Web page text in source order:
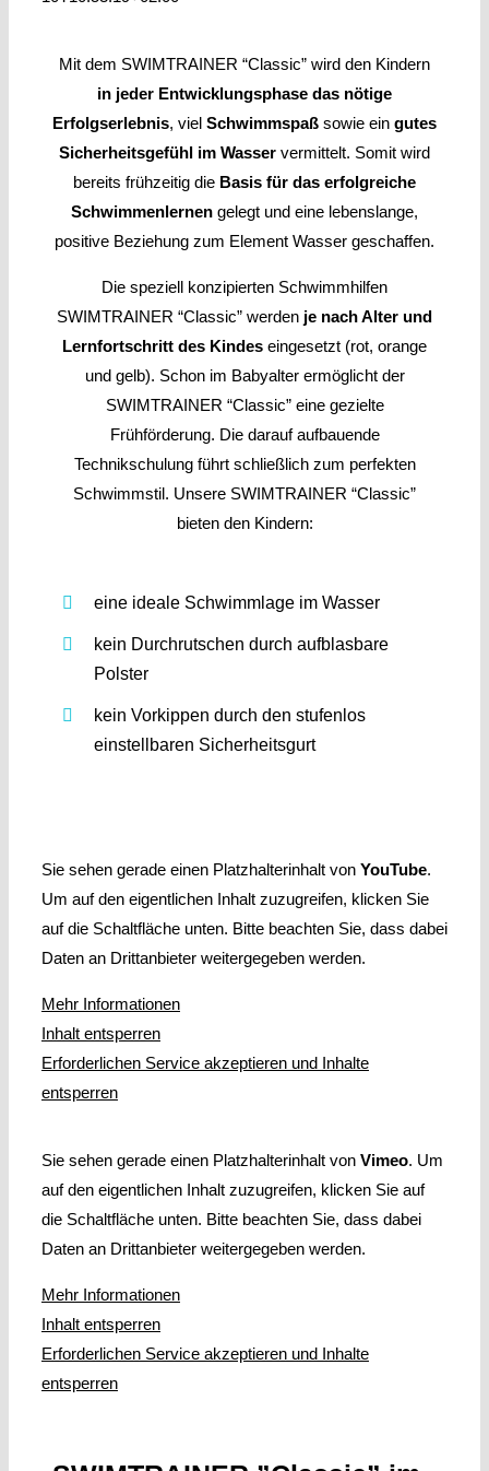
Mit dem SWIMTRAINER “Classic” wird den Kindern
in jeder Entwicklungsphase das nötige
Erfolgserlebnis, viel Schwimmspaß sowie ein gutes
Sicherheitsgefühl im Wasser vermittelt. Somit wird
bereits frühzeitig die Basis für das erfolgreiche
Schwimmenlernen gelegt und eine lebenslange,
positive Beziehung zum Element Wasser geschaffen.
Die speziell konzipierten Schwimmhilfen
SWIMTRAINER “Classic” werden je nach Alter und
Lernfortschritt des Kindes eingesetzt (rot, orange
und gelb). Schon im Babyalter ermöglicht der
SWIMTRAINER “Classic” eine gezielte
Frühförderung. Die darauf aufbauende
Technikschulung führt schließlich zum perfekten
Schwimmstil. Unsere SWIMTRAINER “Classic”
bieten den Kindern:
eine ideale Schwimmlage im Wasser
kein Durchrutschen durch aufblasbare
Polster
kein Vorkippen durch den stufenlos
einstellbaren Sicherheitsgurt
Sie sehen gerade einen Platzhalterinhalt von YouTube.
Um auf den eigentlichen Inhalt zuzugreifen, klicken Sie
auf die Schaltfläche unten. Bitte beachten Sie, dass dabei
Daten an Drittanbieter weitergegeben werden.
Mehr Informationen
Inhalt entsperren
Erforderlichen Service akzeptieren und Inhalte
entsperren
Sie sehen gerade einen Platzhalterinhalt von Vimeo. Um
auf den eigentlichen Inhalt zuzugreifen, klicken Sie auf
die Schaltfläche unten. Bitte beachten Sie, dass dabei
Daten an Drittanbieter weitergegeben werden.
Mehr Informationen
Inhalt entsperren
Erforderlichen Service akzeptieren und Inhalte
entsperren